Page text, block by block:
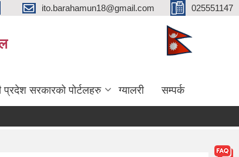
ito.barahamun18@gmail.com 025551147
प्रदेश सरकारको पोर्टलहरु ग्यालरी सम्पर्क